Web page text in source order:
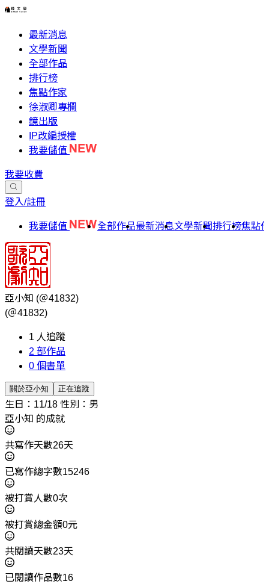
最新消息
文學新聞
全部作品
排行榜
焦點作家
徐淑卿專欄
鏡出版
IP改編授權
我要儲值
我要收費
登入/註冊
我要儲值 全部作品最新消息文學新聞排行榜焦點
亞小知 (＠41832)
(＠41832)
1 人追蹤
2 部作品
0 個書單
關於亞小知 正在追蹤
生日：11/18 性別：男
亞小知 的成就
共寫作天數26天
已寫作總字數15246
被打賞人數0次
被打賞總金額0元
共閱讀天數23天
已閱讀作品數16